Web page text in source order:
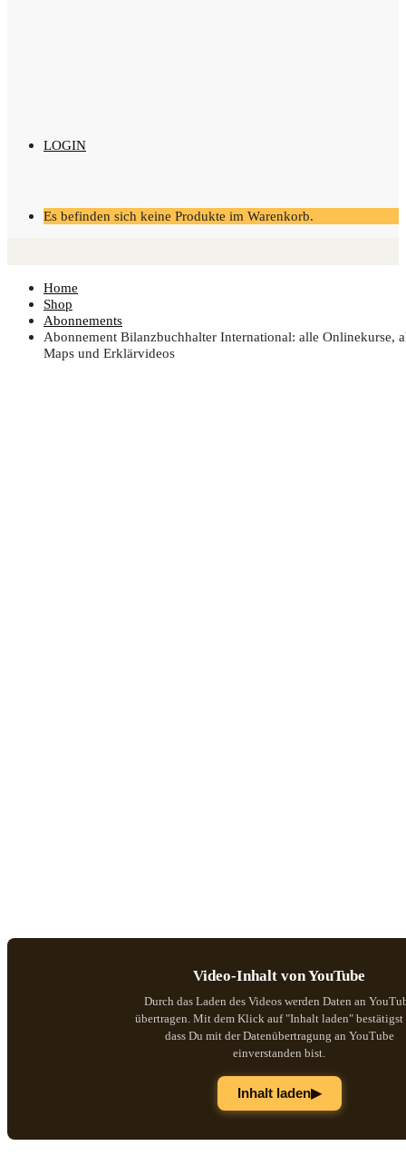
LOGIN
Es befinden sich keine Produkte im Warenkorb.
Home
Shop
Abonnements
Abon­ne­ment Bilanz­buch­hal­ter Inter­na­tio­nal: alle Online­kur­se,
Maps und Erklärvideos
Video-Inhalt von YouTube
Durch das Laden des Videos werden Daten an
übertragen. Mit dem Klick auf "Inhalt laden" bestätigst
dass Du mit der Datenübertragung an YouTube
einverstanden bist.
Inhalt laden▶